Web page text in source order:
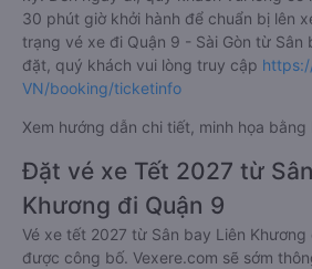
Sau khi thanh toán vé xe khách Sân
- Sài Gòn thành công, Vexere sẽ gửi tin
thành công đến số điện thoại/email mà
ký. Đến ngày đi, quý khách vui lòng có
30 phút giờ khởi hành để chuẩn bị lên
trạng vé xe đi Quận 9 - Sài Gòn từ Sân
VN/booking/ticketinfo
Xem hướng dẫn chi tiết, minh họa bằng
Đặt vé xe Tết 2027 từ